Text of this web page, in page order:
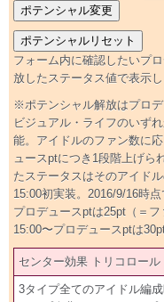
フォーム内に確認したいプ
放したステータス値で表示し
※ポテンシャル解放はプロ
ビジュアル・ライフのいず
能。アイドルのファン数に
ュースptにつき1段階上げら
たステータスはそのアイド
15:00初実装。2016/9/16時
プロデュースptは25pt（＝
15:00〜プロデュースptは
センター効果 トリコロール
3タイプ全てのアイドル編